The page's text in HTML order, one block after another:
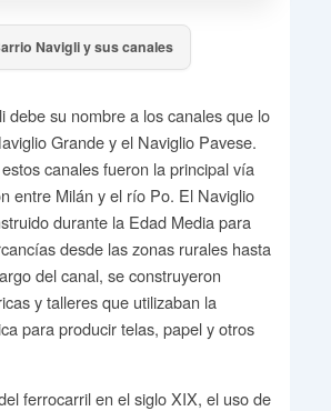
Navigli y sus canales
debe su nombre a los canales que lo
Grande y el Naviglio Pavese.
canales fueron la principal vía
entre Milán y el río Po. El Naviglio
durante la Edad Media para
desde las zonas rurales hasta
del canal, se construyeron
y talleres que utilizaban la
para producir telas, papel y otros
ferrocarril en el siglo XIX, el uso de